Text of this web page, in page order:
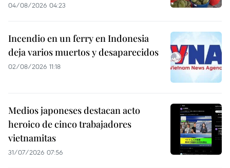
04/08/2026 04:23
Incendio en un ferry en Indonesia
deja varios muertos y desaparecidos
02/08/2026 11:18
Medios japoneses destacan acto
heroico de cinco trabajadores
vietnamitas
31/07/2026 07:56